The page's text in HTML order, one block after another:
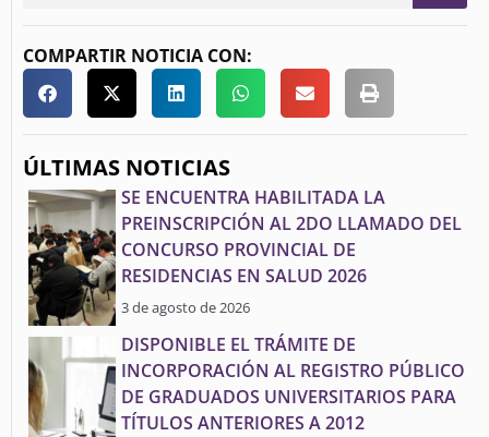
COMPARTIR NOTICIA CON:
ÚLTIMAS NOTICIAS
SE ENCUENTRA HABILITADA LA
PREINSCRIPCIÓN AL 2DO LLAMADO DEL
CONCURSO PROVINCIAL DE
RESIDENCIAS EN SALUD 2026
3 de agosto de 2026
DISPONIBLE EL TRÁMITE DE
INCORPORACIÓN AL REGISTRO PÚBLICO
DE GRADUADOS UNIVERSITARIOS PARA
TÍTULOS ANTERIORES A 2012